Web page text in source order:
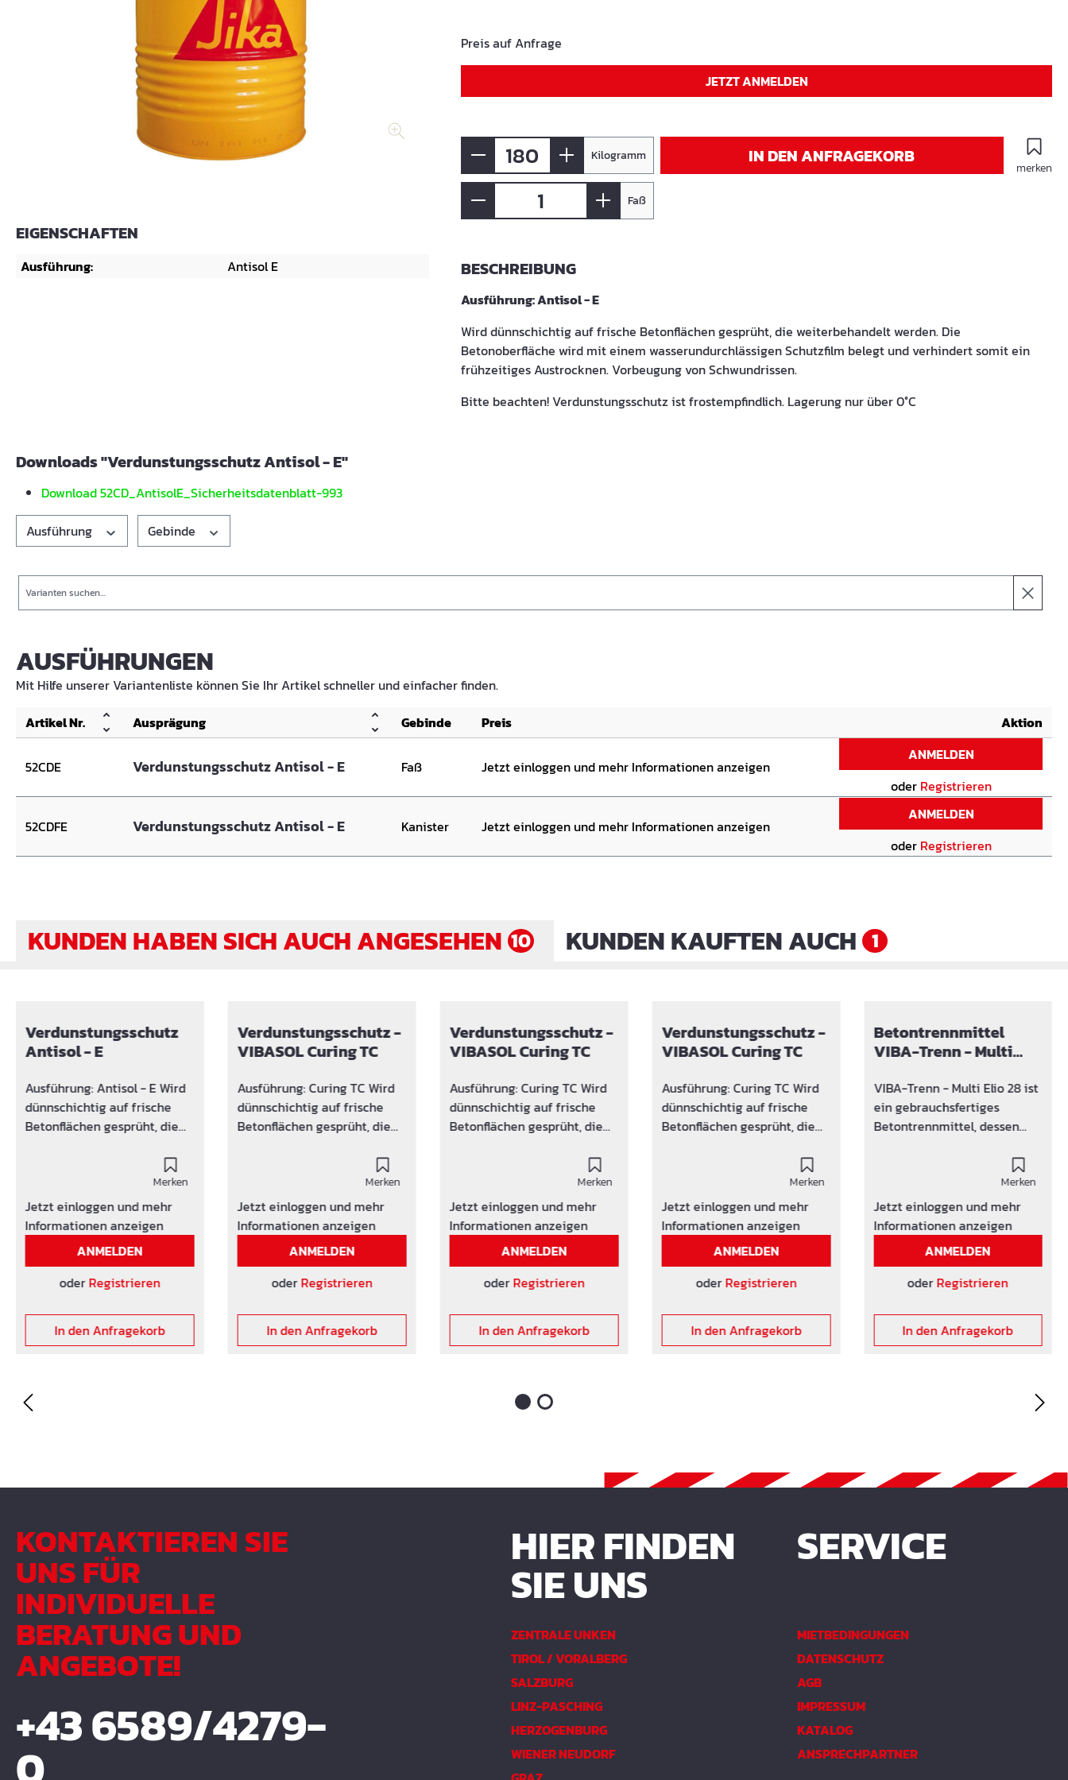
EIGENSCHAFTEN
Ausführung: Antisol E
Preis auf Anfrage
JETZT ANMELDEN
Kilogramm
Faß
IN DEN ANFRAGEKORB
merken
BESCHREIBUNG
Ausführung: Antisol - E
Wird dünnschichtig auf frische Betonflächen gesprüht, die weiterbehandelt werden. Die
Betonoberfläche wird mit einem wasserundurchlässigen Schutzfilm belegt und verhindert somit ein
frühzeitiges Austrocknen. Vorbeugung von Schwundrissen.
Bitte beachten! Verdunstungsschutz ist frostempfindlich. Lagerung nur über 0°C
Downloads "Verdunstungsschutz Antisol - E"
Download 52CD_AntisolE_Sicherheitsdatenblatt-993
Ausführung
Gebinde
AUSFÜHRUNGEN
Mit Hilfe unserer Variantenliste können Sie Ihr Artikel schneller und einfacher finden.
Artikel Nr.
Ausprägung Gebinde Preis Aktion
52CDE Verdunstungsschutz Antisol - E Faß Jetzt einloggen und mehr Informationen anzeigen
ANMELDEN
oder Registrieren
52CDFE Verdunstungsschutz Antisol - E Kanister Jetzt einloggen und mehr Informationen anzeigen
ANMELDEN
oder Registrieren
KUNDEN HABEN SICH AUCH ANGESEHEN 10 KUNDEN KAUFTEN AUCH 1
Verdunstungsschutz
Antisol - E
Ausführung: Antisol - E Wird
dünnschichtig auf frische
Betonflächen gesprüht, die
Betonoberfläche wird mit
wasserundurchlässigen
Schutzfilm belegt und
verhindert somit ein
frühzeitiges Austrocknen.
Vorbeugung von
beachten!
Verdunstungsschutz ist
Merken
Jetzt einloggen und mehr
Informationen anzeigen
ANMELDEN
oderRegistrieren
In den Anfragekorb
Verdunstungsschutz -
VIBASOL Curing TC
Ausführung: Curing TC Wird
dünnschichtig auf frische
Betonflächen gesprüht, die
Betonoberfläche wird mit
wasserundurchlässigen
Schutzfilm belegt und
verhindert somit ein
frühzeitiges Austrocknen.
Vorbeugung von
beachten!
Verdunstungsschutz ist
Merken
Jetzt einloggen und mehr
Informationen anzeigen
ANMELDEN
oderRegistrieren
In den Anfragekorb
Verdunstungsschutz -
VIBASOL Curing TC
Ausführung: Curing TC Wird
dünnschichtig auf frische
Betonflächen gesprüht, die
Betonoberfläche wird mit
wasserundurchlässigen
Schutzfilm belegt und
verhindert somit ein
frühzeitiges Austrocknen.
Vorbeugung von
beachten!
Verdunstungsschutz ist
Merken
Jetzt einloggen und mehr
Informationen anzeigen
ANMELDEN
oderRegistrieren
In den Anfragekorb
Verdunstungsschutz -
VIBASOL Curing TC
Ausführung: Curing TC Wird
dünnschichtig auf frische
Betonflächen gesprüht, die
Betonoberfläche wird mit
wasserundurchlässigen
Schutzfilm belegt und
verhindert somit ein
frühzeitiges Austrocknen.
Vorbeugung von
beachten!
Verdunstungsschutz ist
Merken
Jetzt einloggen und mehr
Informationen anzeigen
ANMELDEN
oderRegistrieren
In den Anfragekorb
Betontrennmittel
VIBA-Trenn - Multi
VIBA-Trenn - Multi Elio 28 ist
ein gebrauchsfertiges
Betontrennmittel, dessen
Eigenschaften eine einfache
Entschalung des Betons nach
dem Aushärten
ermöglichen.Das Schalöl
bildet einen nicht klebrigen
Film, der die Trennung des
Betons von der Formund eine
Betonoberäche
ermöglicht.Multi Elio 28 ist
50 m/l Holzschalungen : 30
m/l
Merken
Jetzt einloggen und mehr
Informationen anzeigen
ANMELDEN
oderRegistrieren
In den Anfragekorb
KONTAKTIEREN SIE
UNS FÜR
INDIVIDUELLE
BERATUNG UND
ANGEBOTE!
+43 6589/4279-
HIER FINDEN
SIE UNS
ZENTRALE UNKEN
TIROL / VORALBERG
SALZBURG
LINZ-PASCHING
HERZOGENBURG
WIENER NEUDORF
SERVICE
MIETBEDINGUNGEN
DATENSCHUTZ
AGB
IMPRESSUM
KATALOG
ANSPRECHPARTNER